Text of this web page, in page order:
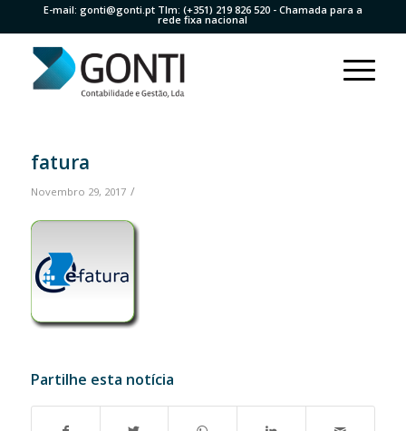
E-mail: gonti@gonti.ptTlm: (+351) 219 826 520- Chamada para a
rede fixa nacional
fatura
Novembro 29, 2017 /
Partilhe esta notícia